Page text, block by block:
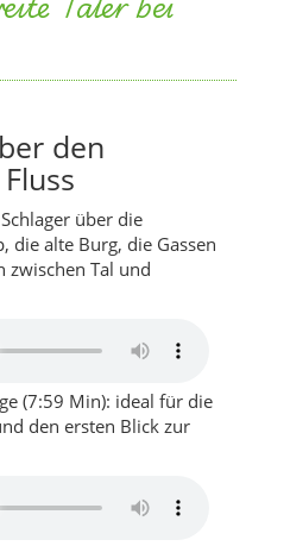
den
Tal und
(7:59 Min): ideal für die
den ersten Blick zur
(6:04 Min): perfekt für
die Altstadtgassen.